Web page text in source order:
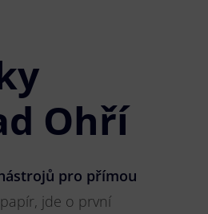
Ohří
pro přímou
jde o první